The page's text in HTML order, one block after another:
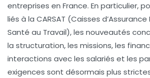
entreprises en France. En particulier,
liés à la CARSAT (Caisses
Santé au Travail), les nouveautés
la structuration, les missions, les
interactions avec les salariés et les
exigences sont désormais plus